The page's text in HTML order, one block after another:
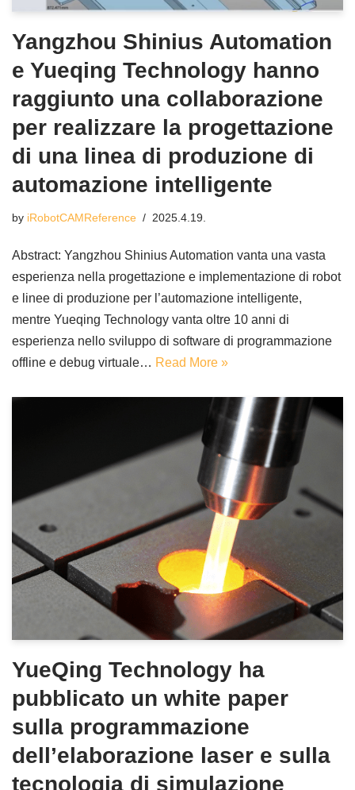
Yangzhou Shinius Automation
e Yueqing Technology hanno
raggiunto una collaborazione
per realizzare la progettazione
di una linea di produzione di
automazione intelligente
by iRobotCAMReference 2025.4.19.
Abstract: Yangzhou Shinius Automation vanta una vasta
esperienza nella progettazione e implementazione di robot
e linee di produzione per l’automazione intelligente,
mentre Yueqing Technology vanta oltre 10 anni di
esperienza nello sviluppo di software di programmazione
offline e debug virtuale… Read More »
YueQing Technology ha
pubblicato un white paper
sulla programmazione
dell’elaborazione laser e sulla
tecnologia di simulazione